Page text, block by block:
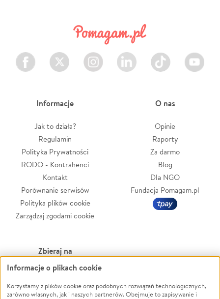
Facebook Twitter Instagram LinkedIn TikTok Youtube
Informacje
Jak to działa?
Regulamin
Polityka Prywatności
RODO - Kontrahenci
Kontakt
Porównanie serwisów
Polityka plików cookie
Zarządzaj zgodami cookie
O nas
Opinie
Raporty
Za darmo
Blog
Dla NGO
Fundacja Pomagam.pl
Zbieraj na
Leczenie
Zwierzęta
Powódź
Informacje o plikach cookie
Korzystamy z plików cookie oraz podobnych rozwiązań technologicznych,
zarówno własnych, jak i naszych partnerów. Obejmuje to zapisywanie i